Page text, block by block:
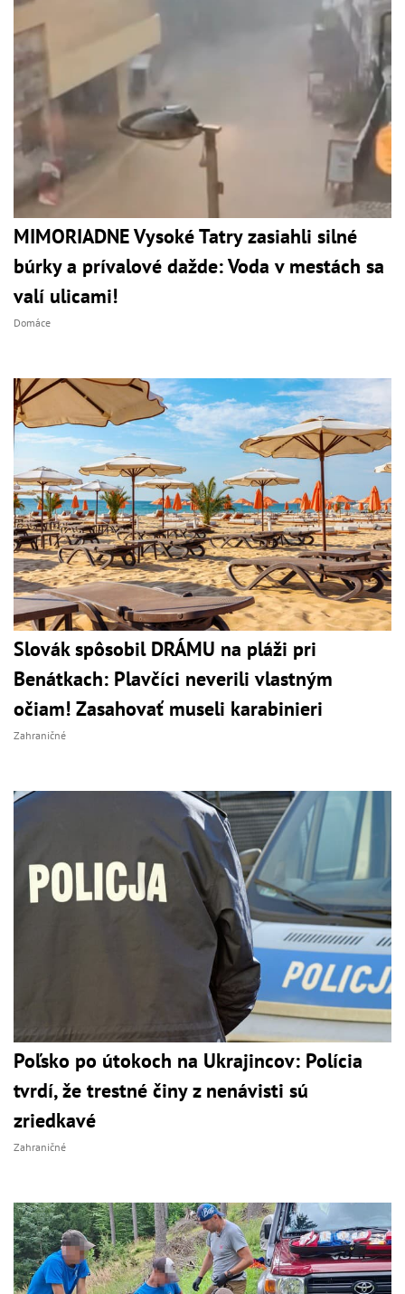
MIMORIADNE Vysoké Tatry zasiahli silné
búrky a prívalové dažde: Voda v mestách sa
valí ulicami!
Domáce
Slovák spôsobil DRÁMU na pláži pri
Benátkach: Plavčíci neverili vlastným
očiam! Zasahovať museli karabinieri
Zahraničné
Poľsko po útokoch na Ukrajincov: Polícia
tvrdí, že trestné činy z nenávisti sú
zriedkavé
Zahraničné